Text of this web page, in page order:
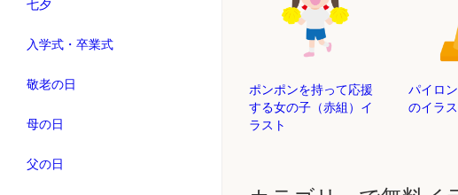
七夕
入学式・卒業式
敬老の日
母の日
父の日
ポンポンを持って応援
する女の子（赤組）イ
ラスト
パイロ
のイラ